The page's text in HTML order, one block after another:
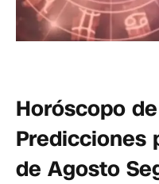
Horóscopo
Predicciones
de Agosto